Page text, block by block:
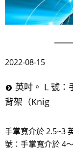
2022-08-15
英吋。 L 號：
背架（Knig
手掌寬介於 2.5~3
號：手掌寬介於 4